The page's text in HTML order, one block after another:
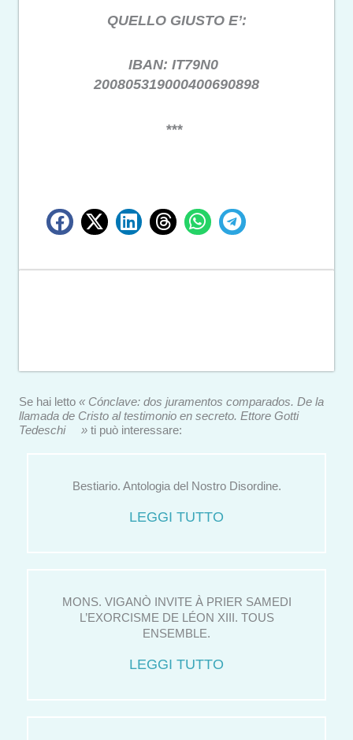
QUELLO GIUSTO E’:
IBAN: IT79N0
200805319000400690898
***
Se hai letto « Cónclave: dos juramentos comparados. De la
llamada de Cristo al testimonio en secreto. Ettore Gotti
Tedeschi » ti può interessare:
Bestiario. Antologia del Nostro Disordine.
LEGGI TUTTO
MONS. VIGANÒ INVITE À PRIER SAMEDI
L’EXORCISME DE LÉON XIII. TOUS
ENSEMBLE.
LEGGI TUTTO